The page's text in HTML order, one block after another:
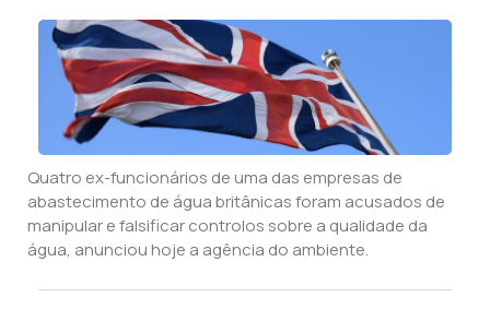
Quatro ex-funcionários de uma das empresas de
abastecimento de água britânicas foram acusados de
manipular e falsificar controlos sobre a qualidade da
água, anunciou hoje a agência do ambiente.